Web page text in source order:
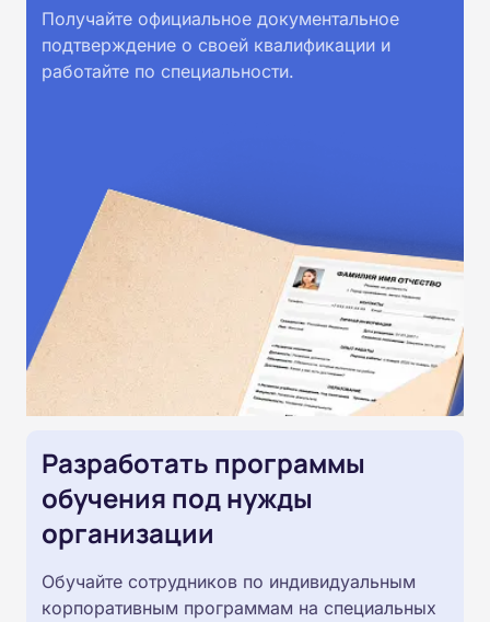
Получайте официальное документальное
подтверждение о своей квалификации и
работайте по специальности.
Разработать программы
обучения под нужды
организации
Обучайте сотрудников по индивидуальным
корпоративным программам на специальных